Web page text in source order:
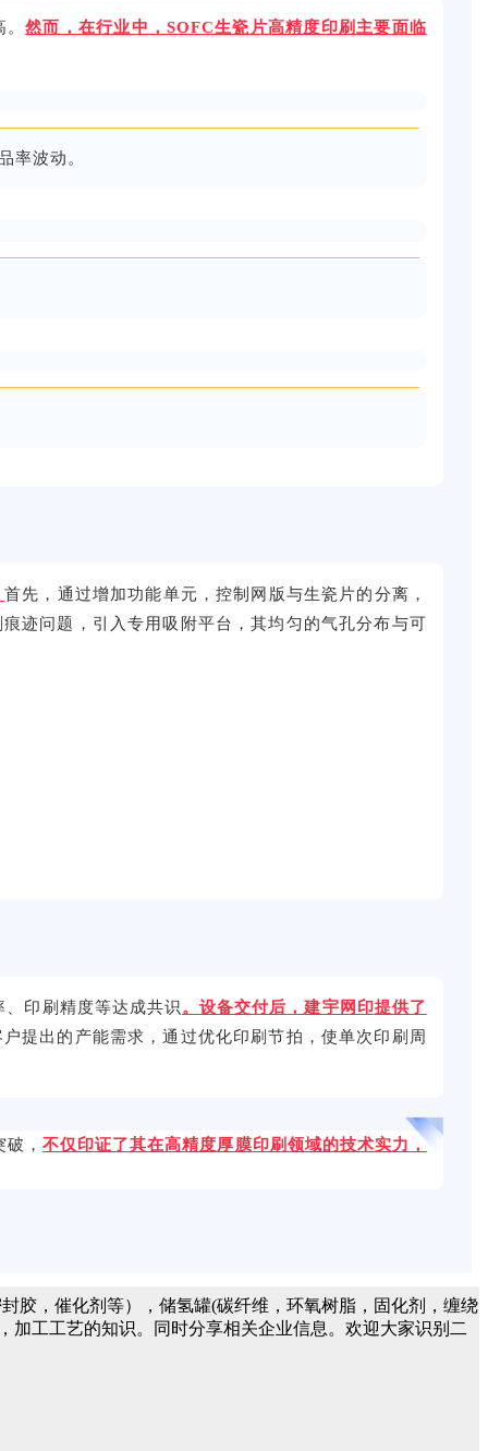
。然而，在行业中，SOFC生瓷片高精度印刷主要面临
率波动。
首先，通过增加功能单元，控制网版与生瓷片的分离，
迹问题，引入专用吸附平台，其均匀的气孔分布与可
、印刷精度等达成共识。设备交付后 ，建宇网印提供了
户提出的产能需求，通过优化印刷节拍，使单次印刷周
破，不仅印证了其在高精度厚膜印刷领域的技术实力，
胶，催化剂等），储氢罐(碳纤维，环氧树脂，固化剂，缠绕
工工艺的知识。同时分享相关企业信息。欢迎大家识别二